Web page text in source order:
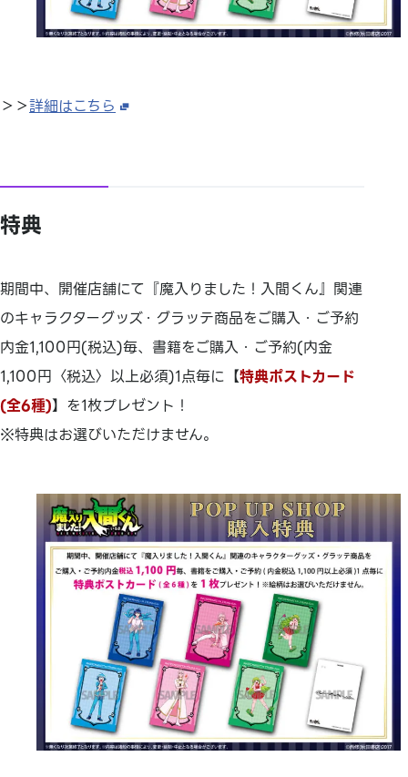
＞＞詳細はこちら
特典
期間中、開催店舗にて『魔入りました！入間くん』関連
のキャラクターグッズ・グラッテ商品をご購入・ご予約
内金1,100円(税込)毎、書籍をご購入・ご予約(内金
1,100円〈税込〉以上必須)1点毎に【特典ポストカード
(全6種)】を1枚プレゼント！
※特典はお選びいただけません。